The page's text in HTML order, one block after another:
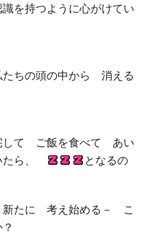
を持つように心がけてい
ちの頭の中から 消える
て ご飯を食べて あい
たら、
となるの
たに 考え始める－ こ
？